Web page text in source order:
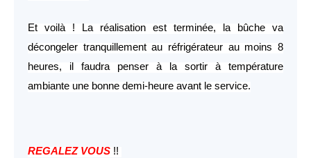
Et voilà ! La réalisation est terminée, la bûche va
décongeler tranquillement au réfrigérateur au moins 8
heures, il faudra penser à la sortir à température
ambiante une bonne demi-heure avant le service.
REGALEZ VOUS !!